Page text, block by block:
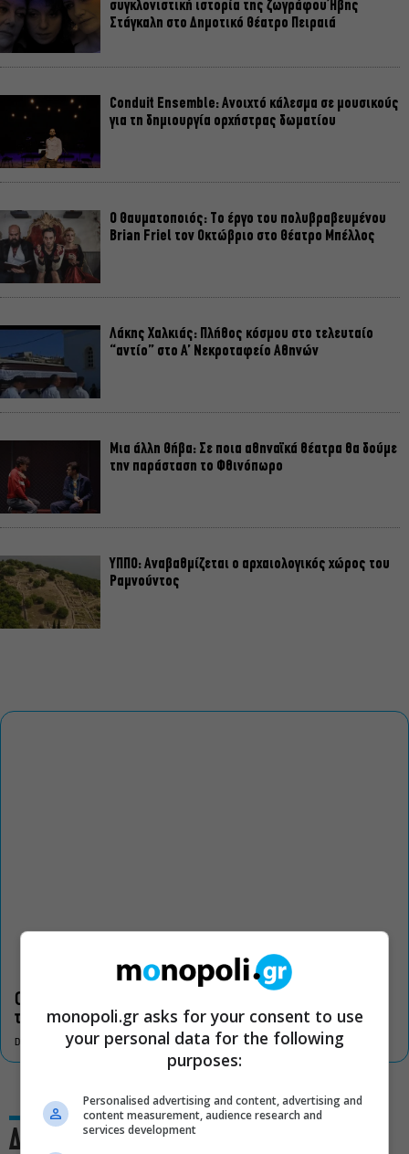
συγκλονιστική ιστορία της ζωγράφου Ήβης
Στάγκαλη στο Δημοτικό Θέατρο Πειραιά
Conduit Ensemble: Ανοιχτό κάλεσμα σε μουσικούς
για τη δημιουργία ορχήστρας δωματίου
Ο Θαυματοποιός: Το έργο του πολυβραβευμένου
Brian Friel τον Οκτώβριο στο Θέατρο Μπέλλος
Λάκης Χαλκιάς: Πλήθος κόσμου στο τελευταίο
“αντίο” στο Α’ Νεκροταφείο Αθηνών
Μια άλλη Θήβα: Σε ποια αθηναϊκά θέατρα θα δούμε
την παράσταση το Φθινόπωρο
ΥΠΠΟ: Αναβαθμίζεται ο αρχαιολογικός χώρος του
Ραμνούντος
Οι «Τρωάδες» στην Επίδαυρο αλλάζουν την αντίληψη για
τον πολιτισμό
DON'T MISS
Δες και αυτό
monopoli.gr asks for your consent to use
your personal data for the following
purposes:
Personalised advertising and content, advertising and
content measurement, audience research and
services development